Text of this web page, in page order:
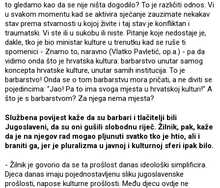
to gledamo kao da se nije ništa dogodilo? To je različiti odnos. Vi
u svakom momentu kad se aktivira sjećanje zauzimate nekakav
stav prema stvarnosti u kojoj živite i taj stav je konfliktan i
traumatski. Vi ste ili u sukobu ili niste. Pitanje koje nedostaje je,
dakle, tko je bio ministar kulture u trenutku kad se ruše ti
spomenici - Znamo to, naravno (Vlatko Pavletić, op.a.) - pa da
vidimo onda što je hrvatska kultura: barbarstvo unutar samog
koncepta hrvatske kulture, unutar samih institucija. To je
barbarstvo! Onda se o tom barbarstvu mora pričati, a ne diviti se
pojedincima: "Jao! Pa to ima svoga mjesta u hrvatskoj kulturi!" A
što je s barbarstvom? Za njega nema mjesta?
Službena povijest kaže da su barbari i tlačitelji bili
Jugoslaveni, da su oni gušili slobodnu riječ. Žilnik, pak, kaže
da je na njegov rad mogao pljunuti svatko tko je htio, ali i
braniti ga, jer je pluralizma u javnoj i kulturnoj sferi ipak bilo.
- Žilnik je govorio da se ta prošlost danas ideološki simplificira.
Djeca danas imaju pojednostavljenu sliku jugoslavenske
prošlosti, napose kulturne prošlosti. Među djecu ovdje ne